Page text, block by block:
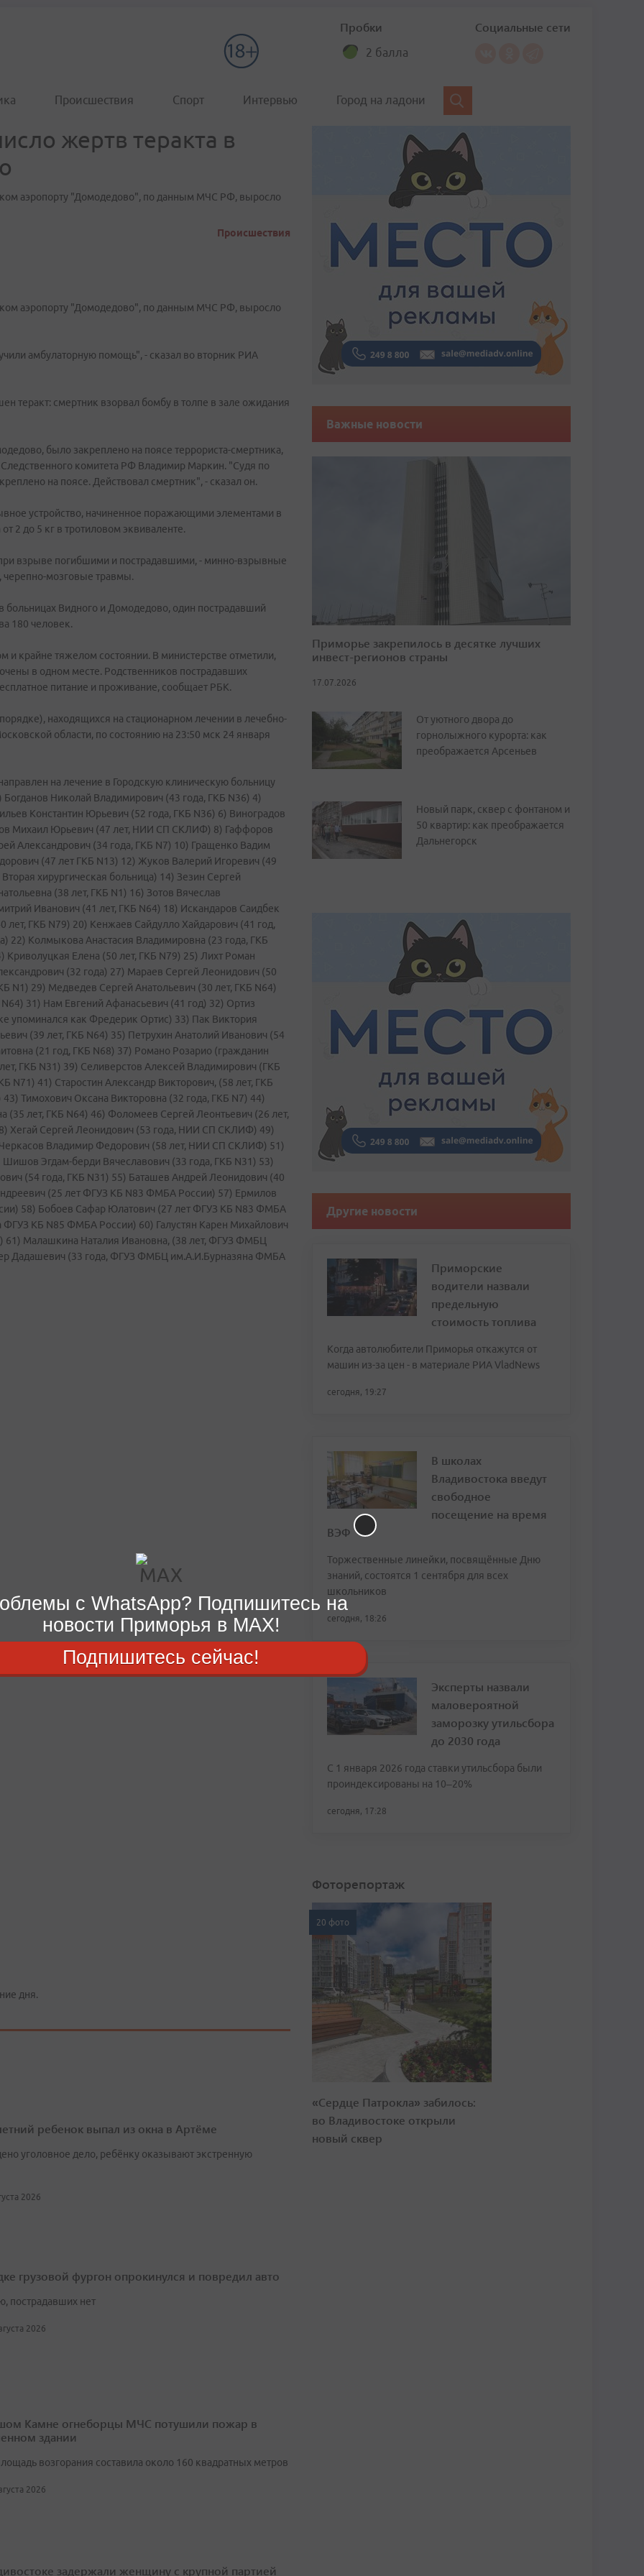
Пробки
2 балла
Социальные сети
Происшествия Спорт Интервью Город на ладони
жертв теракта в
аэропорту "Домодедово", по данным МЧС РФ, выросло
Происшествия
аэропорту "Домодедово", по данным МЧС РФ, выросло
амбулаторную помощь", - сказал во вторник РИА
теракт: смертник взорвал бомбу в толпе в зале ожидания
было закреплено на поясе террориста-смертника,
комитета РФ Владимир Маркин. "Судя по
на поясе. Действовал смертник", - сказал он.
устройство, начиненное поражающими элементами в
2 до 5 кг в тротиловом эквиваленте.
взрыве погибшими и пострадавшими, - минно-взрывные
черепно-мозговые травмы.
больницах Видного и Домодедово, один пострадавший
180 человек.
и крайне тяжелом состоянии. В министерстве отметили,
в одном месте. Родственников пострадавших
питание и проживание, сообщает РБК.
находящихся на стационарном лечении в лечебно-
области, по состоянию на 23:50 мск 24 января
на лечение в Городскую клиническую больницу
Николай Владимирович (43 года, ГКБ N36) 4)
Константин Юрьевич (52 года, ГКБ N36) 6) Виноградов
Михаил Юрьевич (47 лет, НИИ СП СКЛИФ) 8) Гаффоров
Александрович (34 года, ГКБ N7) 10) Гращенко Вадим
(47 лет ГКБ N13) 12) Жуков Валерий Игоревич (49
хирургическая больница) 14) Зезин Сергей
(38 лет, ГКБ N1) 16) Зотов Вячеслав
Иванович (41 лет, ГКБ N64) 18) Искандаров Саидбек
лет, ГКБ N79) 20) Кенжаев Сайдулло Хайдарович (41 год,
22) Колмыкова Анастасия Владимировна (23 года, ГКБ
Елена (50 лет, ГКБ N79) 25) Лихт Роман
(32 года) 27) Мараев Сергей Леонидович (50
N1) 29) Медведев Сергей Анатольевич (30 лет, ГКБ N64)
31) Нам Евгений Афанасьевич (41 год) 32) Ортиз
упоминался как Фредерик Ортис) 33) Пак Виктория
(39 лет, ГКБ N64) 35) Петрухин Анатолий Иванович (54
(21 год, ГКБ N68) 37) Романо Розарио (гражданин
ГКБ N31) 39) Селиверстов Алексей Владимирович (ГКБ
N71) 41) Старостин Александр Викторович, (58 лет, ГКБ
Тимохович Оксана Викторовна (32 года, ГКБ N7) 44)
(35 лет, ГКБ N64) 46) Фоломеев Сергей Леонтьевич (26 лет,
Хегай Сергей Леонидович (53 года, НИИ СП СКЛИФ) 49)
Владимир Федорович (58 лет, НИИ СП СКЛИФ) 51)
Эгдам-берди Вячеславович (33 года, ГКБ N31) 53)
(54 года, ГКБ N31) 55) Баташев Андрей Леонидович (40
(25 лет ФГУЗ КБ N83 ФМБА России) 57) Ермилов
58) Бобоев Сафар Юлатович (27 лет ФГУЗ КБ N83 ФМБА
КБ N85 ФМБА России) 60) Галустян Карен Михайлович
Малашкина Наталия Ивановна, (38 лет, ФГУЗ ФМБЦ
Дадашевич (33 года, ФГУЗ ФМБЦ им.А.И.Бурназяна ФМБА
дня.
ребенок выпал из окна в Артёме
уголовное дело, ребёнку оказывают экстренную
2026
грузовой фургон опрокинулся и повредил авто
пострадавших нет
2026
Камне огнеборцы МЧС потушили пожар в
здании
возгорания составила около 160 квадратных метров
2026
задержали женщину с крупной партией
Важные новости
Приморье закрепилось в десятке лучших
инвест-регионов страны
17.07.2026
От уютного двора до
горнолыжного курорта: как
преображается Арсеньев
Новый парк, сквер с фонтаном и
50 квартир: как преображается
Дальнегорск
Другие новости
Приморские
водители назвали
предельную
стоимость топлива
Когда автолюбители Приморья откажутся от
машин из-за цен - в материале РИА VladNews
сегодня, 19:27
В школах
Владивостока введут
свободное
посещение на время
ВЭФ
Торжественные линейки, посвящённые Дню
знаний, состоятся 1 сентября для всех
школьников
сегодня, 18:26
Эксперты назвали
маловероятной
заморозку утильсбора
до 2030 года
С 1 января 2026 года ставки утильсбора были
проиндексированы на 10–20%
сегодня, 17:28
Фоторепортаж
20 фото
«Сердце Патрокла» забилось:
во Владивостоке открыли
новый сквер
с WhatsApp? Подпишитесь на
новости Приморья в MAX!
Подпишитесь сейчас!